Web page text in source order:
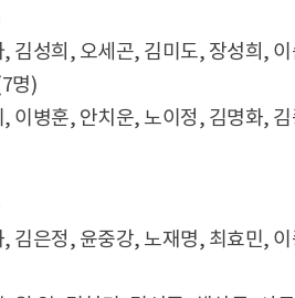
김성희, 오세곤, 김미도, 장성희, 이
명)
이병훈, 안치운, 노이정, 김명화, 김
김은정, 윤중강, 노재명, 최효민,